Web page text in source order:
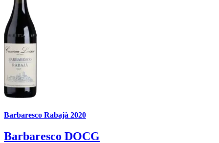
Barbaresco Rabajà 2020
Barbaresco DOCG